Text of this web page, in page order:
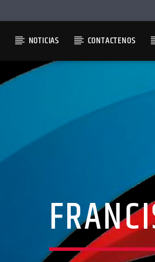
NOTICIAS CONTACTENOS